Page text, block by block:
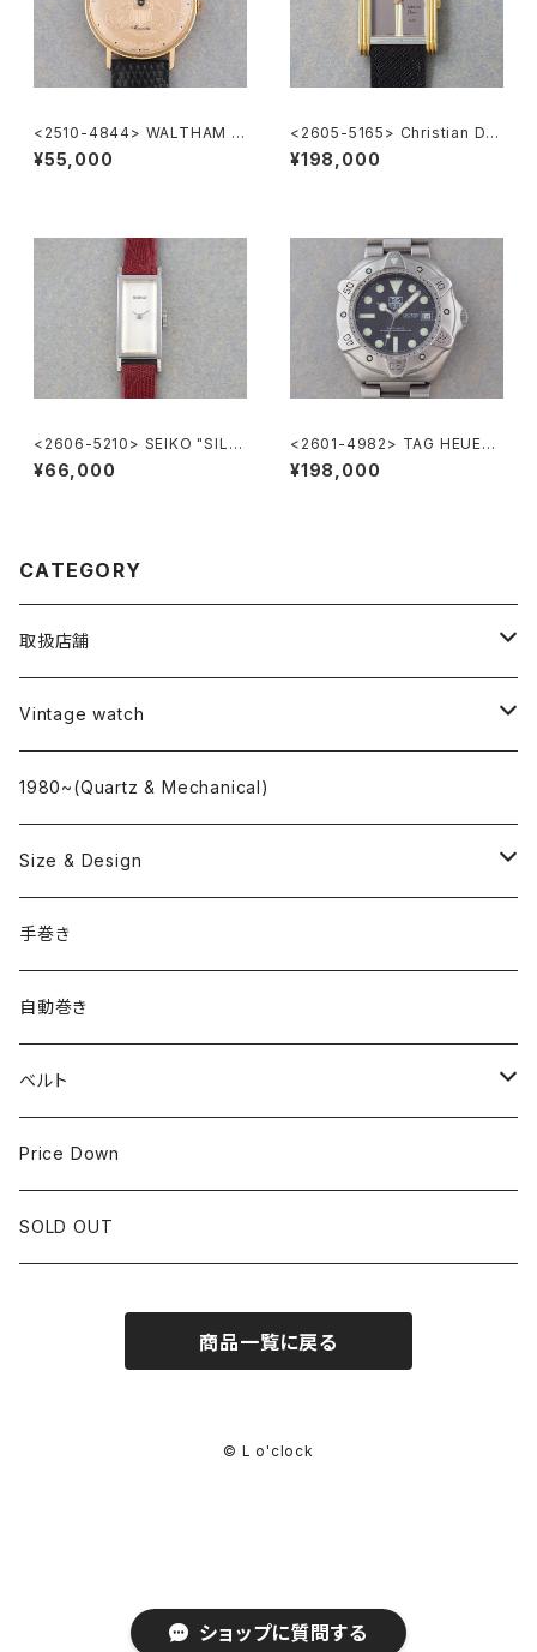
ショップに質問する
<2510-4844> WALTHAM C
oin Watch
¥55,000
<2605-5165> Christian Dio
r
¥198,000
<2606-5210> SEIKO "SILV
ER885" rectangular case
¥66,000
<2601-4982> TAG HEUER
Super Professional
¥198,000
CATEGORY
取扱店舗
L o'clock
"delve"
Vintage watch
海外ブランド
OMEGA
ROLEX
国産ブランド
SEIKO
CITIZEN
1980~(Quartz & Mechanical)
Size & Design
~24.9mm
25mm~29.9mm
30mm~34.9mm
35mm~39.9mm
40mm~
手巻き
自動巻き
ベルト
HIRSCHベルト
SSブレスレット
Price Down
SOLD OUT
商品一覧に戻る
© L o'clock